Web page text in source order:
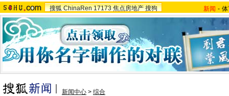
搜狐 ChinaRen 17173 焦点房地产 搜狗 新闻 -
新闻中心 > 综合